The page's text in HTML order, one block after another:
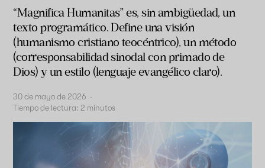
“Magnifica Humanitas” es, sin ambigüedad, un
texto programático. Define una visión
(humanismo cristiano teocéntrico), un método
(corresponsabilidad sinodal con primado de
Dios) y un estilo (lenguaje evangélico claro).
30 de mayo de 2026 ·
Tiempo de lectura: 2 minutos